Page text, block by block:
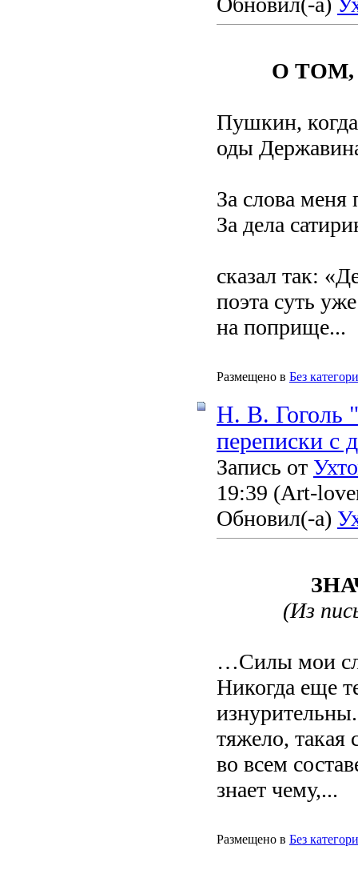
О ТОМ,
Пушкин,
оды
За слова меня
За дела
сказал так:
поэта суть
на поприще...
Размещено в Без
Н. В. Гоголь
переписки с
Запись от
19:39 (Art-
Обновил(-а)
(Из
…Силы мои
Никогда еще
тяжело, такая
во всем
знает чему,...
Размещено в Без